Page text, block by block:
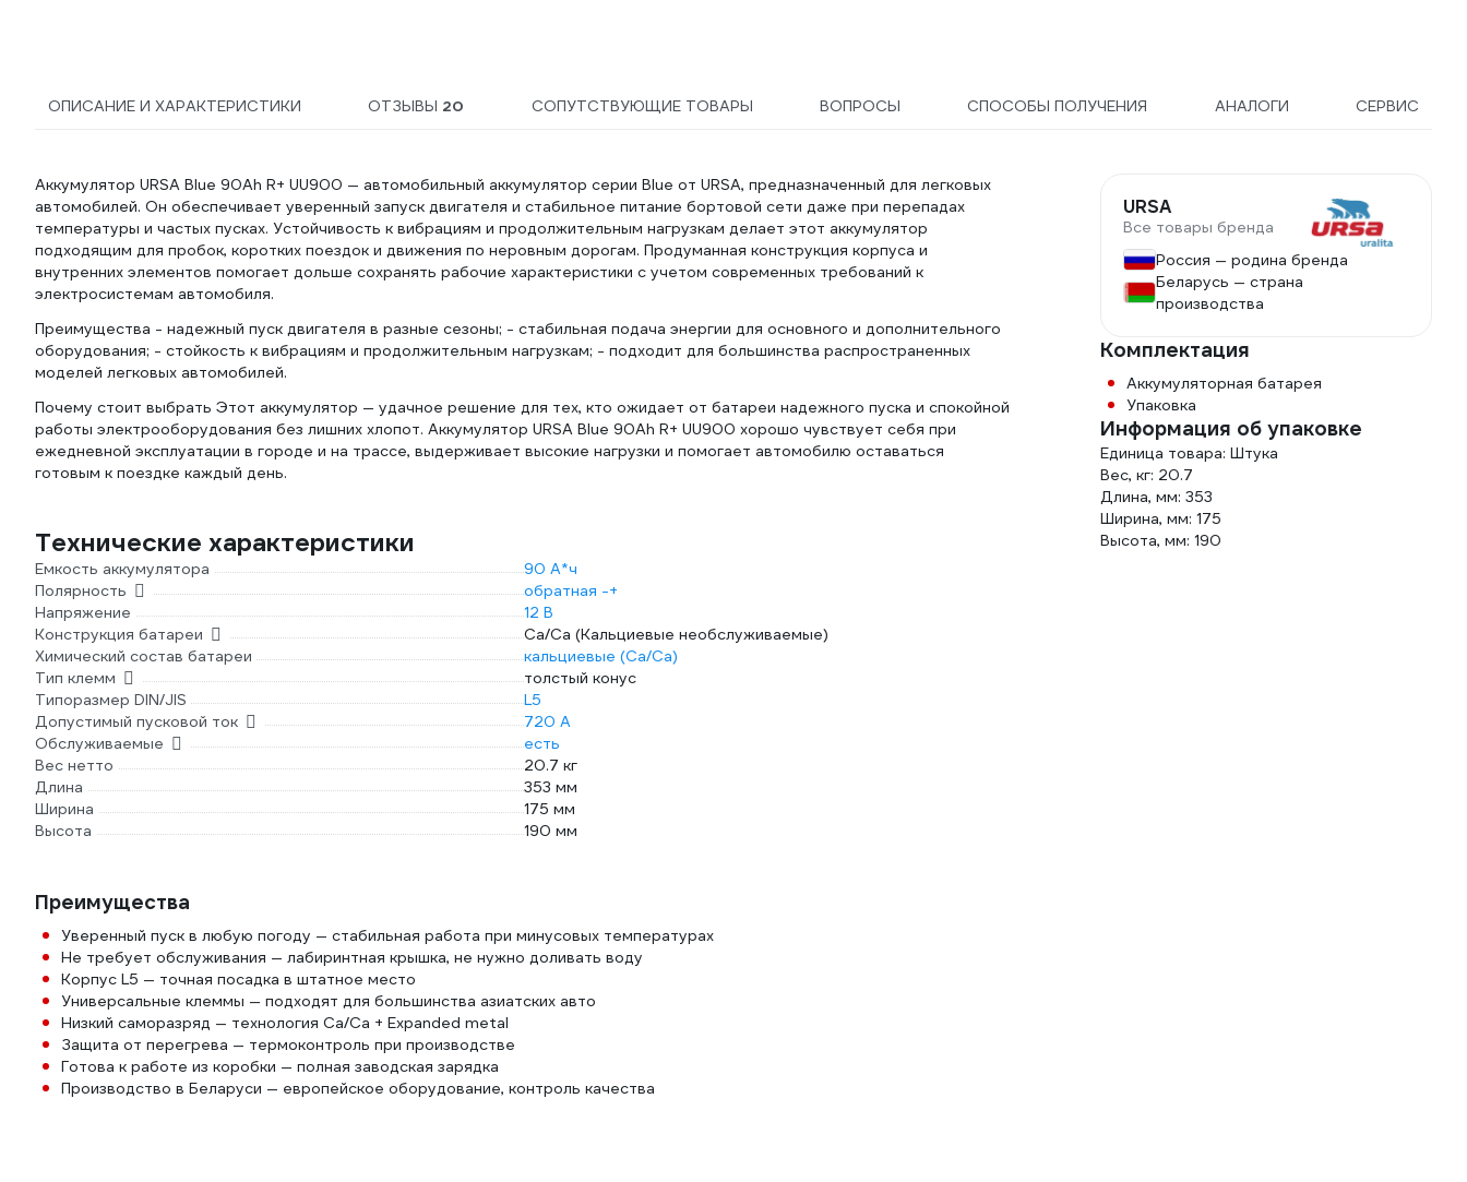
ОПИСАНИЕ И ХАРАКТЕРИСТИКИ ОТЗЫВЫ 20 СОПУТСТВУЮЩИЕ ТОВАРЫ ВОПРОСЫ СПОСОБЫ ПОЛУЧЕНИЯ АНАЛОГИ СЕРВИС
Аккумулятор URSA Blue 90Ah R+ UU900 — автомобильный аккумулятор серии Blue от URSA, предназначенный для легковых
автомобилей. Он обеспечивает уверенный запуск двигателя и стабильное питание бортовой сети даже при перепадах
температуры и частых пусках. Устойчивость к вибрациям и продолжительным нагрузкам делает этот аккумулятор
подходящим для пробок, коротких поездок и движения по неровным дорогам. Продуманная конструкция корпуса и
внутренних элементов помогает дольше сохранять рабочие характеристики с учетом современных требований к
электросистемам автомобиля.
Преимущества - надежный пуск двигателя в разные сезоны; - стабильная подача энергии для основного и дополнительного
оборудования; - стойкость к вибрациям и продолжительным нагрузкам; - подходит для большинства распространенных
моделей легковых автомобилей.
Почему стоит выбрать Этот аккумулятор — удачное решение для тех, кто ожидает от батареи надежного пуска и спокойной
работы электрооборудования без лишних хлопот. Аккумулятор URSA Blue 90Ah R+ UU900 хорошо чувствует себя при
ежедневной эксплуатации в городе и на трассе, выдерживает высокие нагрузки и помогает автомобилю оставаться
готовым к поездке каждый день.
Технические характеристики
Емкость аккумулятора
90 А*ч
Полярность
обратная -+
Напряжение
12 В
Конструкция батареи
Ca/Ca (Кальциевые необслуживаемые)
Химический состав батареи
кальциевые (Ca/Ca)
Тип клемм
толстый конус
Типоразмер DIN/JIS
L5
Допустимый пусковой ток
720 А
Обслуживаемые
есть
Вес нетто
20.7 кг
Длина
353 мм
Ширина
175 мм
Высота
190 мм
Преимущества
Уверенный пуск в любую погоду — стабильная работа при минусовых температурах
Не требует обслуживания — лабиринтная крышка, не нужно доливать воду
Корпус L5 — точная посадка в штатное место
Универсальные клеммы — подходят для большинства азиатских авто
Низкий саморазряд — технология Ca/Ca + Expanded metal
Защита от перегрева — термоконтроль при производстве
Готова к работе из коробки — полная заводская зарядка
Производство в Беларуси — европейское оборудование, контроль качества
URSA
Все товары бренда
Россия — родина бренда
Беларусь — страна
производства
Комплектация
Аккумуляторная батарея
Упаковка
Информация об упаковке
Единица товара: Штука
Вес, кг: 20.7
Длина, мм: 353
Ширина, мм: 175
Высота, мм: 190